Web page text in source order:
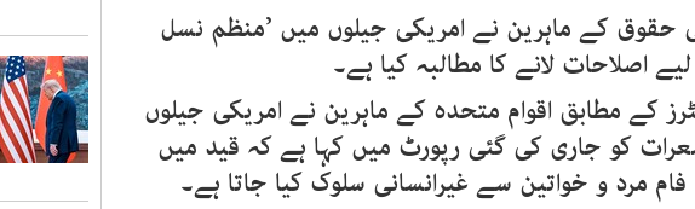
حقوق کے ماہرین نے امریکی جیلوں میں ’منظم نسل
اصلاحات لانے کا مطالبہ کیا ہے۔
کے مطابق اقوام متحدہ کے ماہرین نے امریکی جیلوں
کو جاری کی گئی رپورٹ میں کہا ہے کہ قید میں
مرد و خواتین سے غیرانسانی سلوک کیا جاتا ہے۔